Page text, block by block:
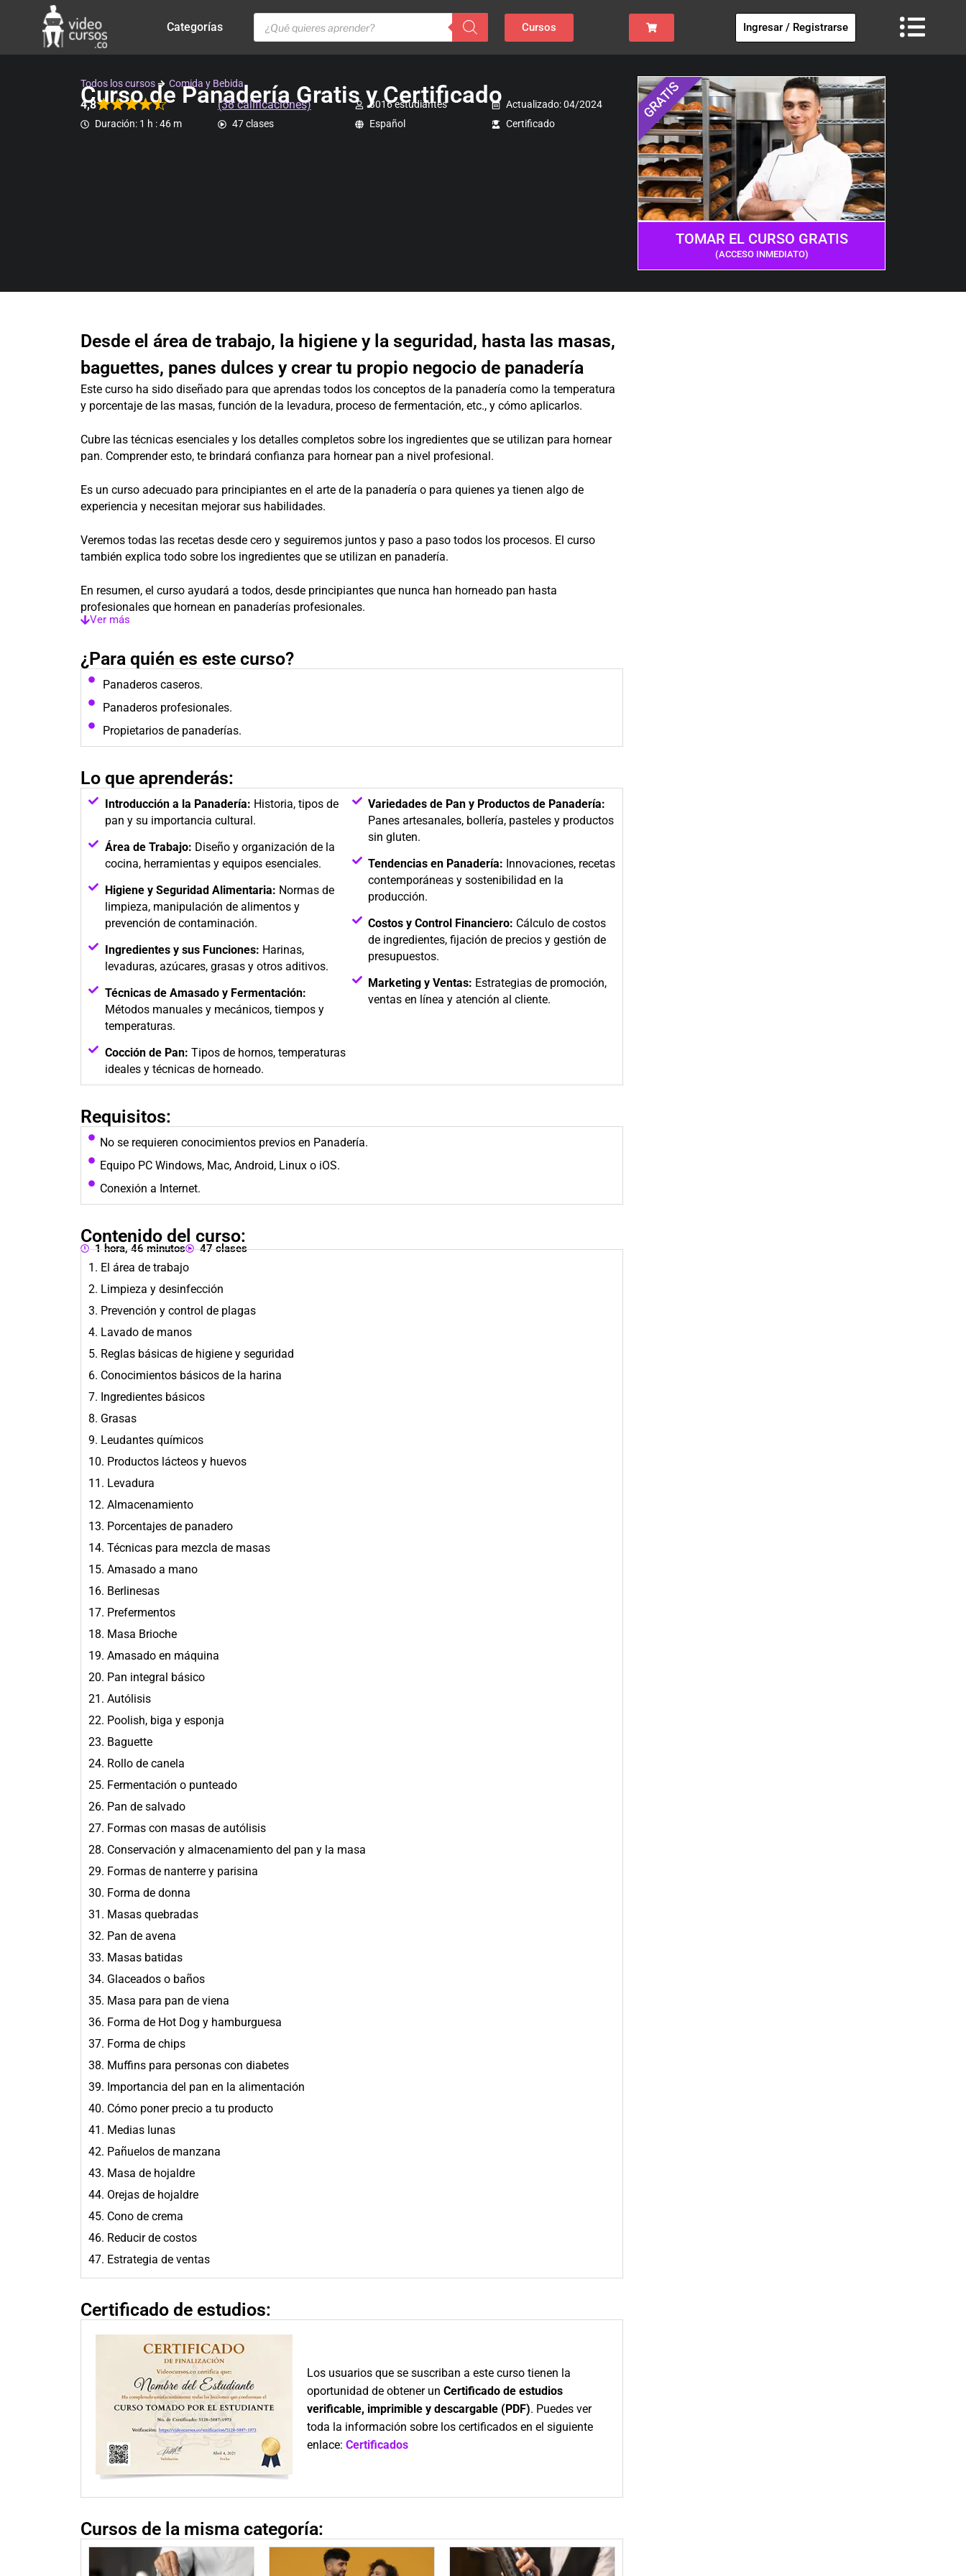
Categorías Cursos Ingresar / Registrarse
Todos los cursos Comida y Bebida
Curso de Panadería Gratis y Certificado
4,8 (38 calificaciones) 3016 estudiantes
Actualizado: 04/2024
Duración: 1 h : 46 m
47 clases Español Certificado
GRATIS
TOMAR EL CURSO GRATIS
(ACCESO INMEDIATO)
Desde el área de trabajo, la higiene y la seguridad, hasta las masas,
baguettes, panes dulces y crear tu propio negocio de panadería
Este curso ha sido diseñado para que aprendas todos los conceptos de la panadería como la temperatura
y porcentaje de las masas, función de la levadura, proceso de fermentación, etc., y cómo aplicarlos.
Cubre las técnicas esenciales y los detalles completos sobre los ingredientes que se utilizan para hornear
pan. Comprender esto, te brindará confianza para hornear pan a nivel profesional.
Es un curso adecuado para principiantes en el arte de la panadería o para quienes ya tienen algo de
experiencia y necesitan mejorar sus habilidades.
Veremos todas las recetas desde cero y seguiremos juntos y paso a paso todos los procesos. El curso
también explica todo sobre los ingredientes que se utilizan en panadería.
En resumen, el curso ayudará a todos, desde principiantes que nunca han horneado pan hasta
profesionales que hornean en panaderías profesionales.
Ver más
¿Para quién es este curso?
Panaderos caseros.
Panaderos profesionales.
Propietarios de panaderías.
Lo que aprenderás:
Introducción a la Panadería: Historia, tipos de
pan y su importancia cultural.
Área de Trabajo: Diseño y organización de la
cocina, herramientas y equipos esenciales.
Higiene y Seguridad Alimentaria: Normas de
limpieza, manipulación de alimentos y
prevención de contaminación.
Ingredientes y sus Funciones: Harinas,
levaduras, azúcares, grasas y otros aditivos.
Técnicas de Amasado y Fermentación:
Métodos manuales y mecánicos, tiempos y
temperaturas.
Cocción de Pan: Tipos de hornos, temperaturas
ideales y técnicas de horneado.
Variedades de Pan y Productos de Panadería:
Panes artesanales, bollería, pasteles y productos
sin gluten.
Tendencias en Panadería: Innovaciones, recetas
contemporáneas y sostenibilidad en la
producción.
Costos y Control Financiero: Cálculo de costos
de ingredientes, fijación de precios y gestión de
presupuestos.
Marketing y Ventas: Estrategias de promoción,
ventas en línea y atención al cliente.
Requisitos:
No se requieren conocimientos previos en Panadería.
Equipo PC Windows, Mac, Android, Linux o iOS.
Conexión a Internet.
Contenido del curso:
1 hora, 46 minutos 47 clases
1. El área de trabajo
2. Limpieza y desinfección
3. Prevención y control de plagas
4. Lavado de manos
5. Reglas básicas de higiene y seguridad
6. Conocimientos básicos de la harina
7. Ingredientes básicos
8. Grasas
9. Leudantes químicos
10. Productos lácteos y huevos
11. Levadura
12. Almacenamiento
13. Porcentajes de panadero
14. Técnicas para mezcla de masas
15. Amasado a mano
16. Berlinesas
17. Prefermentos
18. Masa Brioche
19. Amasado en máquina
20. Pan integral básico
21. Autólisis
22. Poolish, biga y esponja
23. Baguette
24. Rollo de canela
25. Fermentación o punteado
26. Pan de salvado
27. Formas con masas de autólisis
28. Conservación y almacenamiento del pan y la masa
29. Formas de nanterre y parisina
30. Forma de donna
31. Masas quebradas
32. Pan de avena
33. Masas batidas
34. Glaceados o baños
35. Masa para pan de viena
36. Forma de Hot Dog y hamburguesa
37. Forma de chips
38. Muffins para personas con diabetes
39. Importancia del pan en la alimentación
40. Cómo poner precio a tu producto
41. Medias lunas
42. Pañuelos de manzana
43. Masa de hojaldre
44. Orejas de hojaldre
45. Cono de crema
46. Reducir de costos
47. Estrategia de ventas
Certificado de estudios:
Los usuarios que se suscriban a este curso tienen la
oportunidad de obtener un Certificado de estudios
verificable, imprimible y descargable (PDF). Puedes ver
toda la información sobre los certificados en el siguiente
enlace: Certificados
Cursos de la misma categoría: